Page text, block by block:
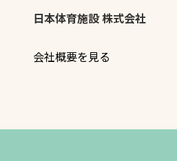
日本体育施設 株式会社
会社概要を見る